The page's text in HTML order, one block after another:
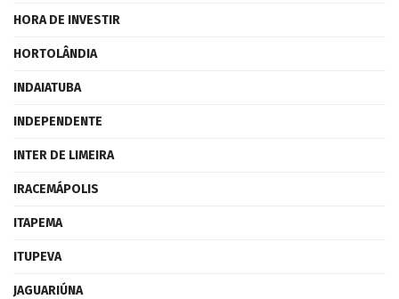
HORA DE INVESTIR
HORTOLÂNDIA
INDAIATUBA
INDEPENDENTE
INTER DE LIMEIRA
IRACEMÁPOLIS
ITAPEMA
ITUPEVA
JAGUARIÚNA